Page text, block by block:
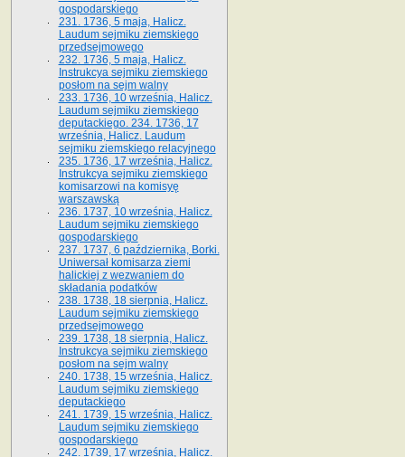
gospodarskiego
231. 1736, 5 maja, Halicz.
Laudum sejmiku ziemskiego
przedsejmowego
232. 1736, 5 maja, Halicz.
Instrukcya sejmiku ziemskiego
posłom na sejm walny
233. 1736, 10 września, Halicz.
Laudum sejmiku ziemskiego
deputackiego. 234. 1736, 17
września, Halicz. Laudum
sejmiku ziemskiego relacyjnego
235. 1736, 17 września, Halicz.
Instrukcya sejmiku ziemskiego
komisarzowi na komisyę
warszawską
236. 1737, 10 września, Halicz.
Laudum sejmiku ziemskiego
gospodarskiego
237. 1737, 6 października, Borki.
Uniwersał komisarza ziemi
halickiej z wezwaniem do
składania podatków
238. 1738, 18 sierpnia, Halicz.
Laudum sejmiku ziemskiego
przedsejmowego
239. 1738, 18 sierpnia, Halicz.
Instrukcya sejmiku ziemskiego
posłom na sejm walny
240. 1738, 15 września, Halicz.
Laudum sejmiku ziemskiego
deputackiego
241. 1739, 15 września, Halicz.
Laudum sejmiku ziemskiego
gospodarskiego
242. 1739, 17 września, Halicz.